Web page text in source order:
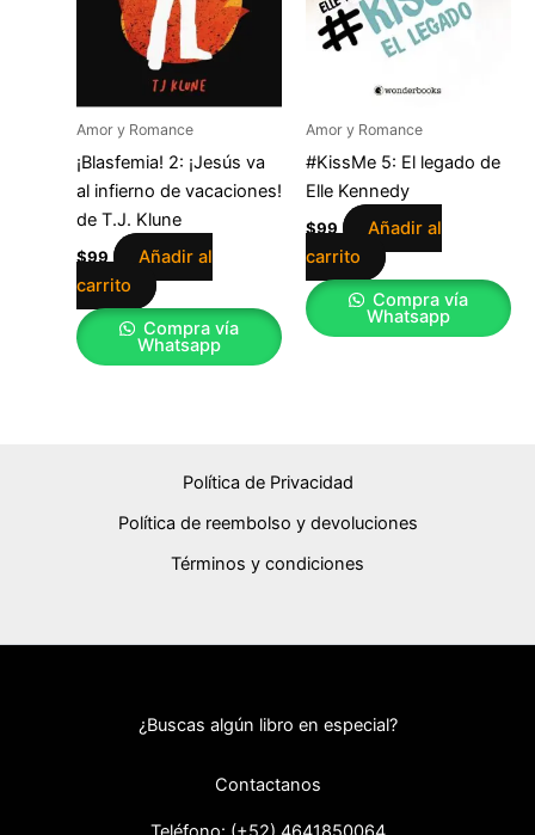
Amor y Romance
¡Blasfemia! 2: ¡Jesús va
al infierno de vacaciones!
de T.J. Klune
$99
Añadir al
carrito
Compra vía
Whatsapp
Amor y Romance
#KissMe 5: El legado de
Elle Kennedy
$99
Añadir al
carrito
Compra vía
Whatsapp
Política de Privacidad
Política de reembolso y devoluciones
Términos y condiciones
¿Buscas algún libro en especial?
Contactanos